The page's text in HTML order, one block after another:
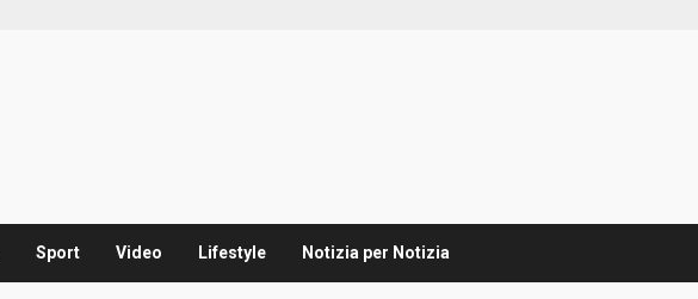
Sport Video Lifestyle Notizia per Notizia